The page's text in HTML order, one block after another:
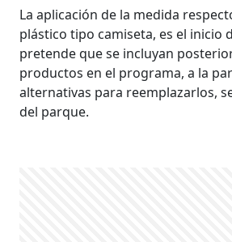
La aplicación de la medida
plástico tipo camiseta, es el inicio
pretende que se incluyan
productos en el programa, a la
alternativas para reemplazarlos,
del parque.